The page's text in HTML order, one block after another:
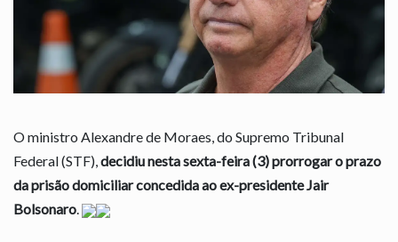
O ministro Alexandre de Moraes, do Supremo Tribunal
Federal (STF),decidiu nesta sexta-feira (3) prorrogar o prazo
da prisão domiciliar concedida ao ex-presidente Jair
Bolsonaro.